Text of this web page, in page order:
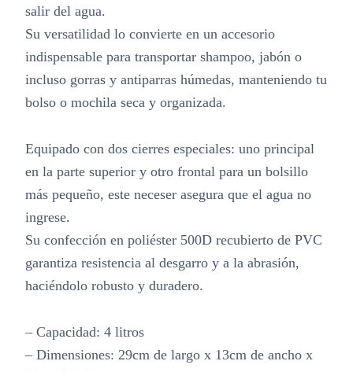
salir del agua.
Su versatilidad lo convierte en un accesorio
indispensable para transportar shampoo, jabón o
incluso gorras y antiparras húmedas, manteniendo tu
bolso o mochila seca y organizada.
Equipado con dos cierres especiales: uno principal
en la parte superior y otro frontal para un bolsillo
más pequeño, este neceser asegura que el agua no
ingrese.
Su confección en poliéster 500D recubierto de PVC
garantiza resistencia al desgarro y a la abrasión,
haciéndolo robusto y duradero.
– Capacidad: 4 litros
– Dimensiones: 29cm de largo x 13cm de ancho x